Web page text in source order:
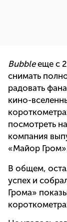
Bubbleеще с
снимать
радовать
кино-
посмотреть
компания
«Майор
В общем,
успех и
Грома»